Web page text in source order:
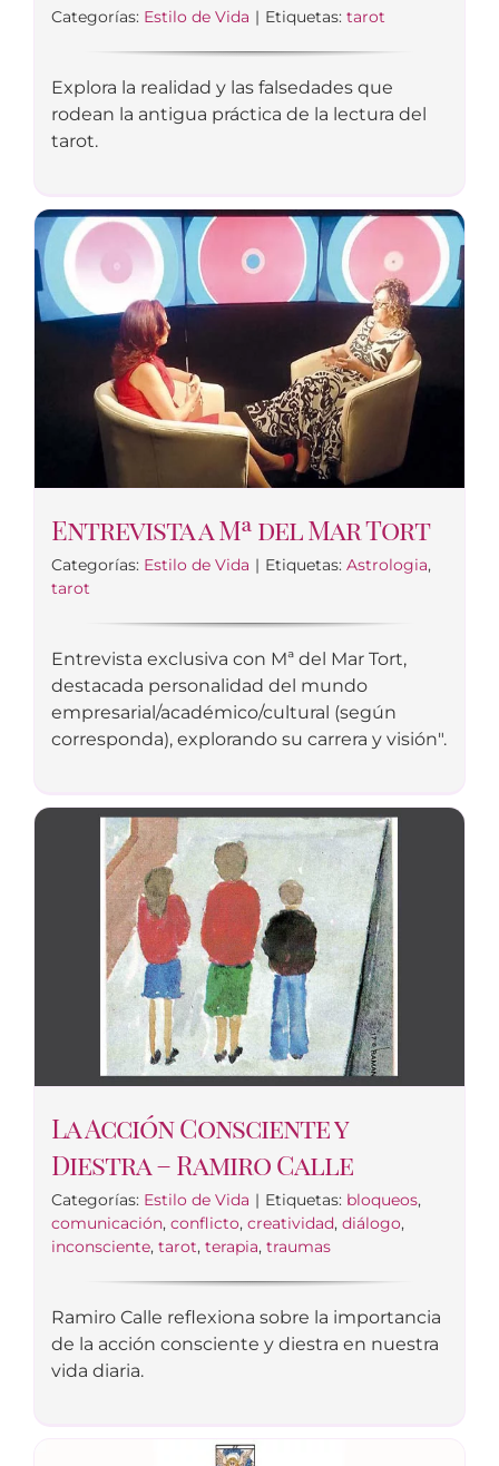
Categorías: Estilo de Vida | Etiquetas: tarot
Explora la realidad y las falsedades que
rodean la antigua práctica de la lectura del
tarot.
Entrevista a Mª del Mar Tort
Categorías: Estilo de Vida | Etiquetas: Astrologia,
tarot
Entrevista exclusiva con Mª del Mar Tort,
destacada personalidad del mundo
empresarial/académico/cultural (según
corresponda), explorando su carrera y visión".
La Acción Consciente y
Diestra – Ramiro Calle
Categorías: Estilo de Vida | Etiquetas: bloqueos,
comunicación, conflicto, creatividad, diálogo,
inconsciente, tarot, terapia, traumas
Ramiro Calle reflexiona sobre la importancia
de la acción consciente y diestra en nuestra
vida diaria.